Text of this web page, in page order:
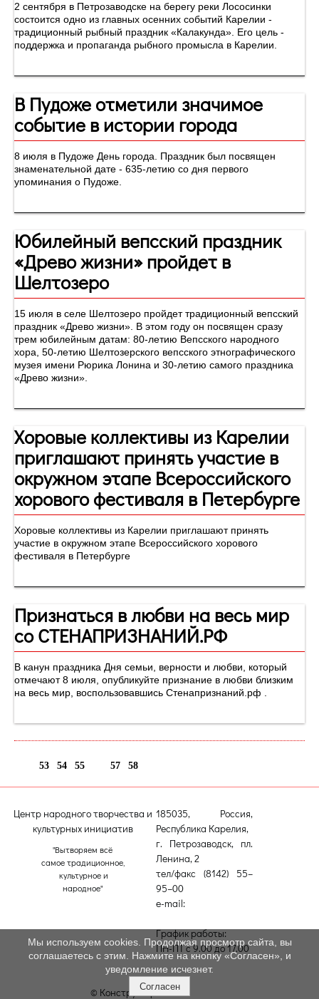
2 сентября в Петрозаводске на берегу реки Лососинки
состоится одно из главных осенних событий Карелии -
традиционный рыбный праздник «Калакунда». Его цель -
поддержка и пропаганда рыбного промысла в Карелии.
В Пудоже отметили значимое
событие в истории города
8 июля в Пудоже День города. Праздник был посвящен
знаменательной дате - 635-летию со дня первого
упоминания о Пудоже.
Юбилейный вепсский праздник
«Древо жизни» пройдет в
Шелтозеро
15 июля в селе Шелтозеро пройдет традиционный вепсский
праздник «Древо жизни». В этом году он посвящен сразу
трем юбилейным датам: 80-летию Вепсского народного
хора, 50-летию Шелтозерского вепсского этнографического
музея имени Рюрика Лонина и 30-летию самого праздника
«Древо жизни».
Хоровые коллективы из Карелии
приглашают принять участие в
окружном этапе Всероссийского
хорового фестиваля в Петербурге
Хоровые коллективы из Карелии приглашают принять
участие в окружном этапе Всероссийского хорового
фестиваля в Петербурге
Признаться в любви на весь мир
со СТЕНАПРИЗНАНИЙ.РФ
В канун праздника Дня семьи, верности и любви, который
отмечают 8 июля, опубликуйте признание в любви близким
на весь мир, воспользовавшись Стенапризнаний.рф .
53 54 55 57 58
Центр народного творчества и
культурных инициатив
"Вытворяем всё
самое традиционное,
культурное и
народное"
185035, Россия,
Республика Карелия,
г. Петрозаводск, пл.
Ленина, 2
тел/факс (8142) 55–
95–00
e-mail:
График работы:
ПН-ПТ с 9.00 до 17.00
© Конструктор сайтов
Мы используем cookies. Продолжая просмотр сайта, вы
соглашаетесь с этим. Нажмите на кнопку «Согласен», и
уведомление исчезнет.
Согласен